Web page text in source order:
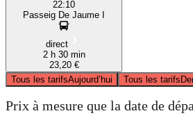
22:10
Passeig De Jaume I
direct
2 h 30 min
23,20 €
Tous les tarifsAujourd’hui Tous les tarifs
Prix à mesure que la date de